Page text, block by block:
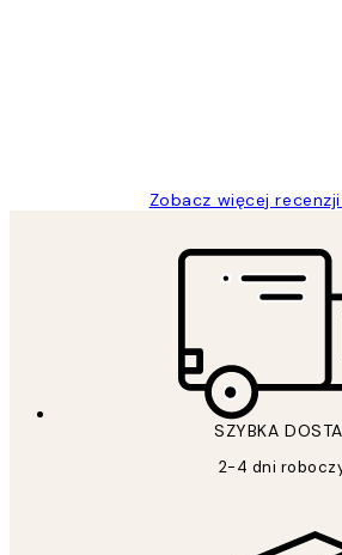
Zobacz więcej
SZYBKA
2-4 dni